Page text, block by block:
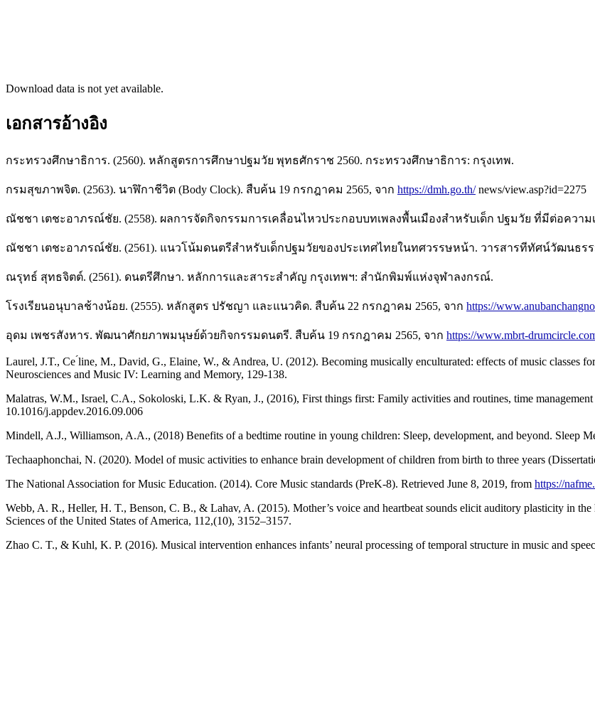
Download data is not yet available.
เอกสารอ้างอิง
กระทรวงศึกษาธิการ. (2560). หลักสูตรการศึกษาปฐมวัย พุทธศักราช 2560. กระทรวงศึกษาธิการ: กรุงเทพ.
กรมสุขภาพจิต. (2563). นาฬิกาชีวิต (Body Clock). สืบค้น 19 กรกฎาคม 2565, จาก https://dmh.go.th/news/view.asp?id=2275
ณัชชา เตชะอาภรณ์ชัย. (2558). ผลการจัดกิจกรรมการเคลื่อนไหวประกอบบทเพลงพื้นเมืองสำหรับเด็ก ปฐมวัย ที่มีต่อคว
ณัชชา เตชะอาภรณ์ชัย. (2561). แนวโน้มดนตรีสำหรับเด็กปฐมวัยของประเทศไทยในทศวรรษหน้า. วารสารทีทัศน์วัฒนธรรม
ณรุทธ์ สุทธจิตต์. (2561). ดนตรีศึกษา. หลักการและสาระสำคัญ กรุงเทพฯ: สำนักพิมพ์แห่งจุฬาลงกรณ์.
โรงเรียนอนุบาลช้างน้อย. (2555). หลักสูตร ปรัชญา และแนวคิด. สืบค้น 22 กรกฎาคม 2565, จาก https://
อุดม เพชรสังหาร. พัฒนาศักยภาพมนุษย์ด้วยกิจกรรมดนตรี. สืบค้น 19 กรกฎาคม 2565, จาก https://www.mbrt-
Laurel, J.T., Ce ́line, M., David, G., Elaine, W., & Andrea, U. (2012). Becoming musically enculturated: effects of music classes
Neurosciences and Music IV: Learning and Memory, 129-138.
Malatras, W.M., Israel, C.A., Sokoloski, L.K. & Ryan, J., (2016), First things first: Family activities and routines, time
10.1016/j.appdev.2016.09.006
Mindell, A.J., Williamson, A.A., (2018) Benefits of a bedtime routine in young children: Sleep, development, and beyond. Sleep
Techaaphonchai, N. (2020). Model of music activities to enhance brain development of children from birth to three years
The National Association for Music Education. (2014). Core Music standards (PreK-8). Retrieved June 8, 2019, from https://
Webb, A. R., Heller, H. T., Benson, C. B., & Lahav, A. (2015). Mother’s voice and heartbeat sounds elicit auditory plasticity in
Sciences of the United States of America, 112,(10), 3152–3157.
Zhao C. T., & Kuhl, K. P. (2016). Musical intervention enhances infants’ neural processing of temporal structure in music and